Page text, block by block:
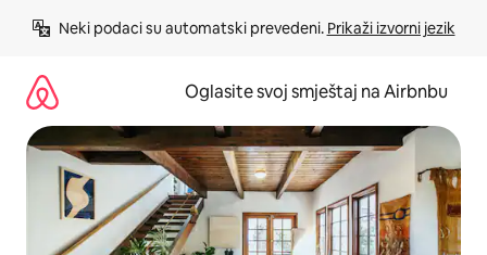
Neki podaci su automatski prevedeni. Prikaži izvorni jezik
Oglasite svoj smještaj na Airbnbu